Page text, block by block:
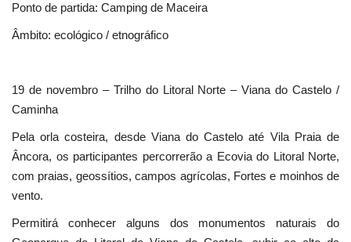
Ponto de partida: Camping de Maceira
Âmbito: ecológico / etnográfico
19 de novembro – Trilho do Litoral Norte – Viana do Castelo /
Caminha
Pela orla costeira, desde Viana do Castelo até Vila Praia de
Âncora, os participantes percorrerão a Ecovia do Litoral Norte,
com praias, geossítios, campos agrícolas, Fortes e moinhos de
vento.
Permitirá conhecer alguns dos monumentos naturais do